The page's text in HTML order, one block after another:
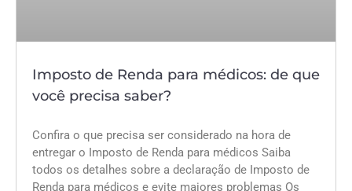
Imposto de Renda para médicos: de que
você precisa saber?
Confira o que precisa ser considerado na hora de
entregar o Imposto de Renda para médicos Saiba
todos os detalhes sobre a declaração de Imposto de
Renda para médicos e evite maiores problemas Os